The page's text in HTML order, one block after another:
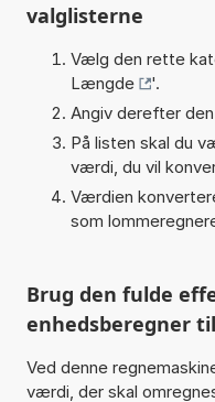
valglisterne
Vælg den rette
Længde
'.
Angiv derefter
På listen skal du
værdi, du vil
Værdien
som
Brug den fulde
enhedsberegner
Ved denne
værdi, der skal